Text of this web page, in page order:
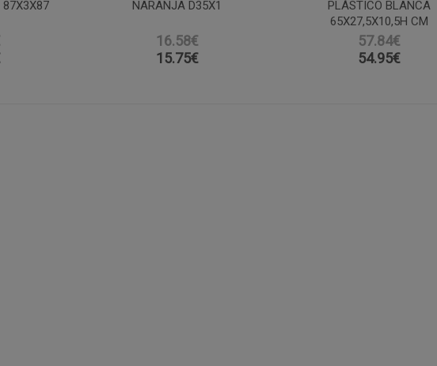
NARANJA D35X1
16.58€
15.75€
PLÁSTICO BLANCA
65X27,5X10,5H CM
57.84€
54.95€